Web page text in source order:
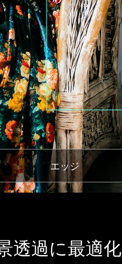
エッジ
透過に最適化